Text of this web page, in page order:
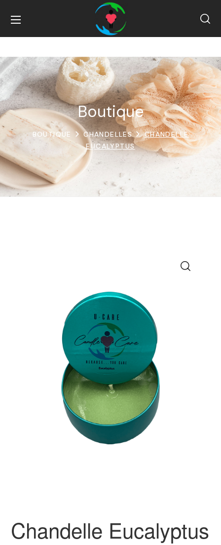
Boutique
BOUTIQUE CHANDELLES
CHANDELLE
EUCALYPTUS
Chandelle Eucalyptus